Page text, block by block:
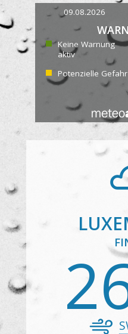
09.08.2026
Keine Warnung
aktiv
Potenzielle Gefahr